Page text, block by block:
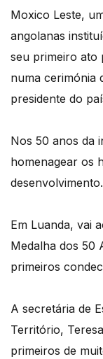
Moxico Leste,
angolanas
seu primeiro ato
numa cerimónia
presidente do
Nos 50 anos da
homenagear os
desenvolvimento.
Em Luanda, vai
Medalha dos 50
primeiros
A secretária de
Território,
primeiros de